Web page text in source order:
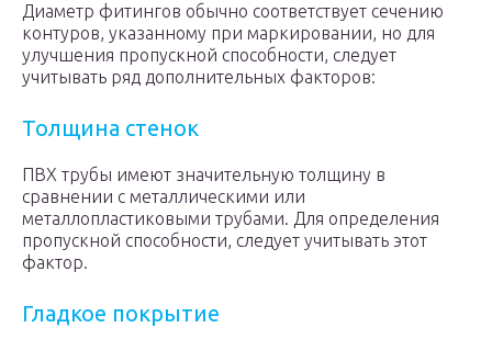
Диаметр фитингов обычно соответствует сечению
контуров, указанному при маркировании, но для
улучшения пропускной способности, следует
учитывать ряд дополнительных факторов:
Толщина стенок
ПВХ трубы имеют значительную толщину в
сравнении с металлическими или
металлопластиковыми трубами. Для определения
пропускной способности, следует учитывать этот
фактор.
Гладкое покрытие